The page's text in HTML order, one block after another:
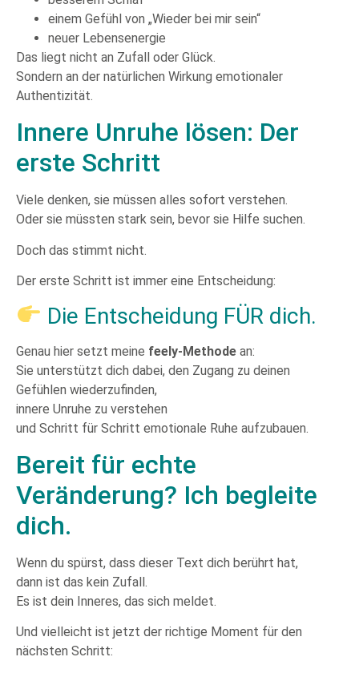
einem Gefühl von „Wieder bei mir sein“
neuer Lebensenergie
Das liegt nicht an Zufall oder Glück.
Sondern an der natürlichen Wirkung emotionaler
Authentizität.
Innere Unruhe lösen: Der
erste Schritt
Viele denken, sie müssen alles sofort verstehen.
Oder sie müssten stark sein, bevor sie Hilfe suchen.
Doch das stimmt nicht.
Der erste Schritt ist immer eine Entscheidung:
Die Entscheidung FÜR dich.
Genau hier setzt meine feely-Methode an:
Sie unterstützt dich dabei, den Zugang zu deinen
Gefühlen wiederzufinden,
innere Unruhe zu verstehen
und Schritt für Schritt emotionale Ruhe aufzubauen.
Bereit für echte
Veränderung? Ich begleite
dich.
Wenn du spürst, dass dieser Text dich berührt hat,
dann ist das kein Zufall.
Es ist dein Inneres, das sich meldet.
Und vielleicht ist jetzt der richtige Moment für den
nächsten Schritt: